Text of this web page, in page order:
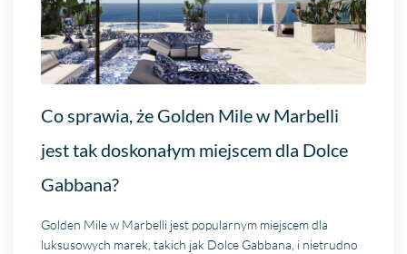
Co sprawia, że Golden Mile w Marbelli
jest tak doskonałym miejscem dla Dolce
Gabbana?
Golden Mile w Marbelli jest popularnym miejscem dla
luksusowych marek, takich jak Dolce Gabbana, i nietrudno